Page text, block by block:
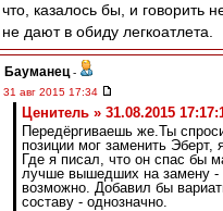
что, казалось бы, и говорить
не дают в обиду легкоатлета.
Бауманец -
31 авг 2015 17:34
Ценитель » 31.08.2015
Передёргиваешь же.Ты
позиции мог заменить Эберт,
Где я писал, что он спас бы
лучше вышедших на замену -
возможно. Добавил бы
составу - однозначно.